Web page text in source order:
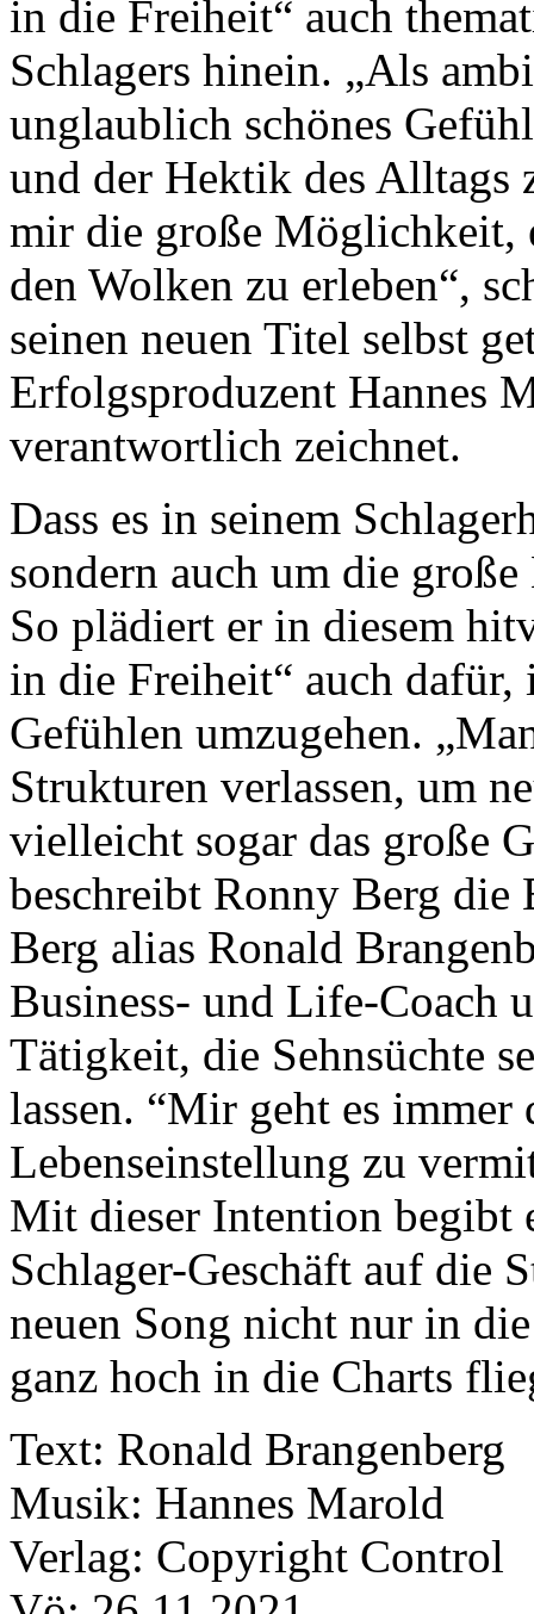
in die Freiheit“ auch
Schlagers hinein. „Als
unglaublich schönes
und der Hektik des Alltags
mir die große Möglichkeit,
den Wolken zu erleben“,
seinen neuen Titel selbst
Erfolgsproduzent Hannes
verantwortlich zeichnet.
Dass es in seinem
sondern auch um die
So plädiert er in diesem
in die Freiheit“ auch
Gefühlen umzugehen.
Strukturen verlassen, um
vielleicht sogar das große
beschreibt Ronny Berg die
Berg alias Ronald
Business- und Life-Coach
Tätigkeit, die Sehnsüchte
lassen. “Mir geht es
Lebenseinstellung zu
Mit dieser Intention begibt
Schlager-Geschäft auf die
neuen Song nicht nur in
ganz hoch in die Charts
Text: Ronald Brangenberg
Musik: Hannes Marold
Verlag: Copyright Control